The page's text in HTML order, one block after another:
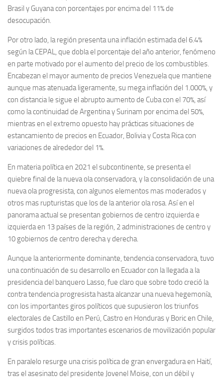
Brasil y Guyana con porcentajes por encima del 11% de
desocupación.
Por otro lado, la región presenta una inflación estimada del 6.4%
según la CEPAL, que dobla el porcentaje del año anterior, fenómeno
en parte motivado por el aumento del precio de los combustibles.
Encabezan el mayor aumento de precios Venezuela que mantiene
aunque mas atenuada ligeramente, su mega inflación del 1.000%, y
con distancia le sigue el abrupto aumento de Cuba con el 70%, así
como la continuidad de Argentina y Surinam por encima del 50%,
mientras en el extremo opuesto hay prácticas situaciones de
estancamiento de precios en Ecuador, Bolivia y Costa Rica con
variaciones de alrededor del 1%.
En materia política en 2021 el subcontinente, se presenta el
quiebre final de la nueva ola conservadora, y la consolidación de una
nueva ola progresista, con algunos elementos mas moderados y
otros mas rupturistas que los de la anterior ola rosa. Así en el
panorama actual se presentan gobiernos de centro izquierda e
izquierda en 13 países de la región, 2 administraciones de centro y
10 gobiernos de centro derecha y derecha.
Aunque la anteriormente dominante, tendencia conservadora, tuvo
una continuación de su desarrollo en Ecuador con la llegada a la
presidencia del banquero Lasso, fue claro que sobre todo creció la
contra tendencia progresista hasta alcanzar una nueva hegemonía,
con los importantes giros políticos que supusieron los triunfos
electorales de Castillo en Perú, Castro en Honduras y Boric en Chile,
surgidos todos tras importantes escenarios de movilización popular
y crisis políticas.
En paralelo resurge una crisis política de gran envergadura en Haití,
tras el asesinato del presidente Jovenel Moise, con un débil y